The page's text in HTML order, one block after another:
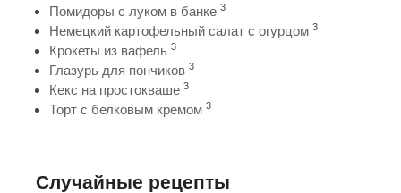
Помидоры с луком в банке 3
Немецкий картофельный салат с огурцом 3
Крокеты из вафель 3
Глазурь для пончиков 3
Кекс на простокваше 3
Торт с белковым кремом 3
Случайные рецепты